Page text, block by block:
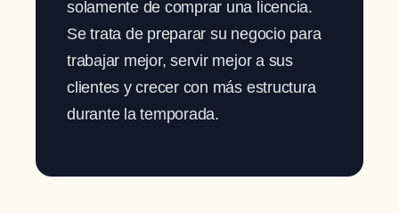
solamente de comprar una licencia.
Se trata de preparar su negocio para
trabajar mejor, servir mejor a sus
clientes y crecer con más estructura
durante la temporada.